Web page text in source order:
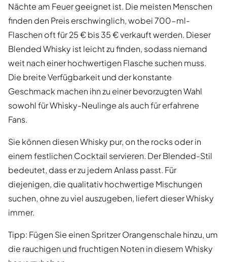
Nächte am Feuer geeignet ist. Die meisten Menschen
finden den Preis erschwinglich, wobei 700-ml-
Flaschen oft für 25 € bis 35 € verkauft werden. Dieser
Blended Whisky ist leicht zu finden, sodass niemand
weit nach einer hochwertigen Flasche suchen muss.
Die breite Verfügbarkeit und der konstante
Geschmack machen ihn zu einer bevorzugten Wahl
sowohl für Whisky-Neulinge als auch für erfahrene
Fans.
Sie können diesen Whisky pur, on the rocks oder in
einem festlichen Cocktail servieren. Der Blended-Stil
bedeutet, dass er zu jedem Anlass passt. Für
diejenigen, die qualitativ hochwertige Mischungen
suchen, ohne zu viel auszugeben, liefert dieser Whisky
immer.
Tipp: Fügen Sie einen Spritzer Orangenschale hinzu, um
die rauchigen und fruchtigen Noten in diesem Whisky